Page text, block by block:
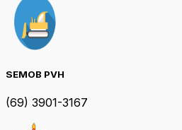
SEMOB PVH
(69) 3901-3167